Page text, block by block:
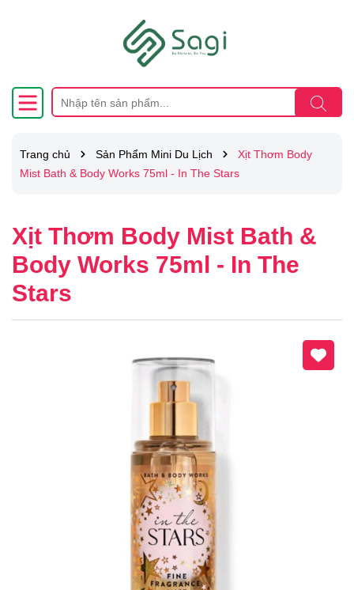
Trang chủ Sản Phẩm Mini Du Lịch
Xịt Thơm Body
Mist Bath & Body Works 75ml - In The Stars
Xịt Thơm Body Mist Bath &
Body Works 75ml - In The
Stars
Mã giảm giá:
Ngày hết hạn:
Điều kiện: